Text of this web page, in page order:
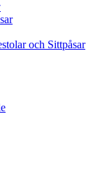
och Sittpåsar